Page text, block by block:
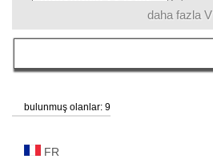
dil
okul statüsü
daha fazla V
bulunmuş olanlar: 9
FR